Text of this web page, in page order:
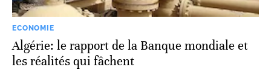
ECONOMIE
Algérie: le rapport de la Banque mondiale et
les réalités qui fâchent